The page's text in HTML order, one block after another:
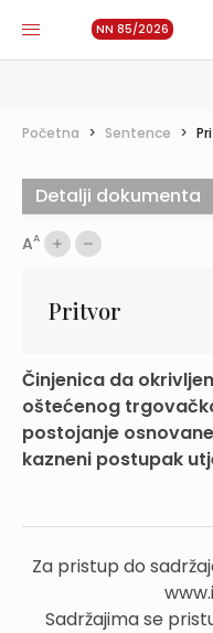
NN 85/2026
Početna > Sentence >
AA
Pritvor
Činjenica da
oštećenog
postojanje
kazneni postupak
Za pristup do
Sadržajima se
Detalji dokumenta